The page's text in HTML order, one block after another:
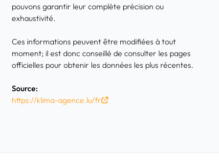
pouvons garantir leur complète précision ou
exhaustivité.
Ces informations peuvent être modifiées à tout
moment; il est donc conseillé de consulter les pages
officielles pour obtenir les données les plus récentes.
Source:
https://klima-agence.lu/fr